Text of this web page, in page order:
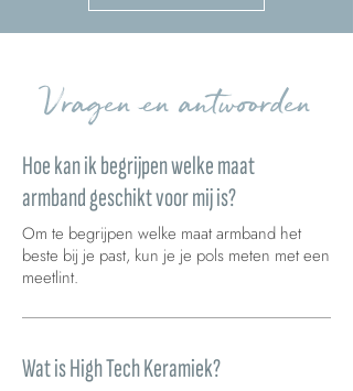
Vragen en antwoorden
Hoe kan ik begrijpen welke maat
armband geschikt voor mij is?
Om te begrijpen welke maat armband het
beste bij je past, kun je je pols meten met een
meetlint.
Wat is High Tech Keramiek?